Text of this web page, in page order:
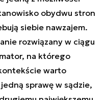
obydwu stron
siebie nawzajem.
rozwiązany w ciągu
na którego
warto
sprawę w sądzie,